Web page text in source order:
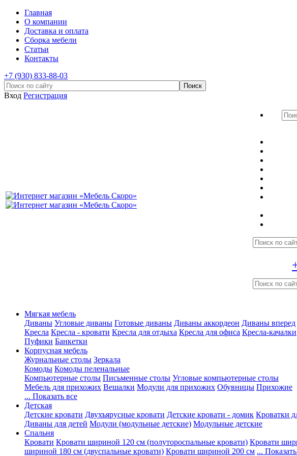
Главная
О компании
Доставка и оплата
Сборка мебели
Статьи
Контакты
+7 (930) 833-88-03
Вход Регистрация
Мягкая мебель
Диваны Угловые диваны Готовые диваны Диваны аккордеон Диваны вперед
Кресла Кресла - кровати Кресла для отдыха Кресла для офиса Кресла-качалки
Пуфики Банкетки
Корпусная мебель
Журнальные столы Зеркала
Комоды Комоды пеленальные
Компьютерные столы Письменные столы Угловые компьютерные столы
Мебель для прихожих Вешалки Модули для прихожих Обувницы Прихожие
... Показать все
Детская
Детские кровати Двухъярусные кровати Детские кровати - домик Кроватки
Диваны для детей Модули (модульные детские) Модульные детские
Спальня
Кровати Кровати шириной 120 см (полутороспальные кровати) Кровати
шириной 180 см (двуспальные кровати) Кровати шириной 200 см ...